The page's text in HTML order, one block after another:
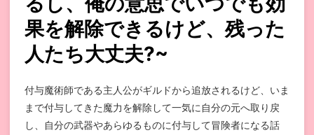
果を解除できるけど、残った
人たち大丈夫?~
付与魔術師である主人公がギルドから追放されるけど、いま
まで付与してきた魔力を解除して一気に自分の元へ取り戻
し、自分の武器やあらゆるものに付与して冒険者になる話